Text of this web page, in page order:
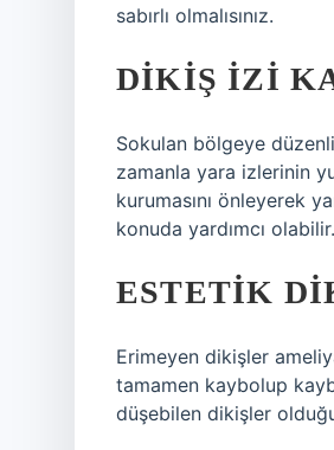
sabırlı olmalısınız.
DIKIŞ IZI
Sokulan bölgeye
zamanla yara izlerinin
kurumasını önleyerek
konuda yardımcı olabilir.
ESTETIK
Erimeyen dikişler
tamamen kaybolup
düşebilen dikişler